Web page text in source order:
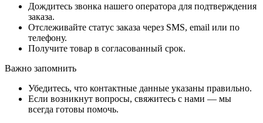
Дождитесь звонка нашего оператора для подтверждения
заказа.
Отслеживайте статус заказа через SMS, email или по
телефону.
Получите товар в согласованный срок.
Важно запомнить
Убедитесь, что контактные данные указаны правильно.
Если возникнут вопросы, свяжитесь с нами — мы
всегда готовы помочь.